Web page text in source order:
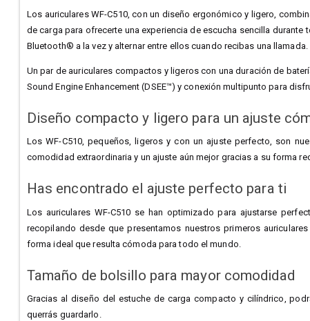
Los auriculares WF-C510, con un diseño ergonómico y ligero,
de carga para ofrecerte una experiencia de escucha sencilla
Bluetooth® a la vez y alternar entre ellos cuando recibas una llamada.
Un par de auriculares compactos y ligeros con una duración de
Sound Engine Enhancement (DSEE™) y conexión multipunto para
Diseño compacto y ligero para un ajuste
Los WF-C510, pequeños, ligeros y con un ajuste perfecto, son
comodidad extraordinaria y un ajuste aún mejor gracias a su forma
Has encontrado el ajuste perfecto para ti
Los auriculares WF-C510 se han optimizado para ajustarse
recopilando desde que presentamos nuestros primeros
forma ideal que resulta cómoda para todo el mundo.
Tamaño de bolsillo para mayor comodidad
Gracias al diseño del estuche de carga compacto y cilíndrico,
querrás guardarlo.